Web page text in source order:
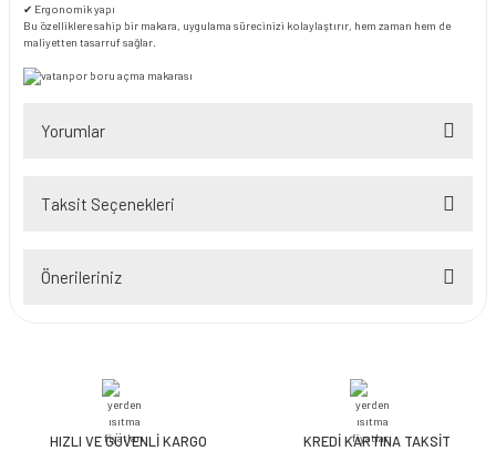
✔ Ergonomik yapı
Bu özelliklere sahip bir makara, uygulama sürecinizi kolaylaştırır, hem zaman hem de
maliyetten tasarruf sağlar.
Yorumlar
Makara güzel
Taksit Seçenekleri
Önerileriniz
iletebilirsiniz.
Görüş ve önerileriniz için teşekkür ederiz.
HIZLI VE GÜVENLİ KARGO KREDİ KARTINA TAKSİT